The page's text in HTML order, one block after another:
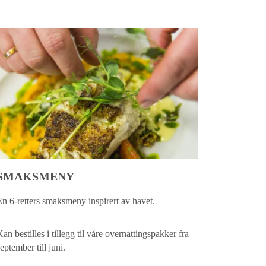
6-retters smaksmeny inspirert av havet.
bestilles i tillegg til våre overnattingspakker fra
till juni.